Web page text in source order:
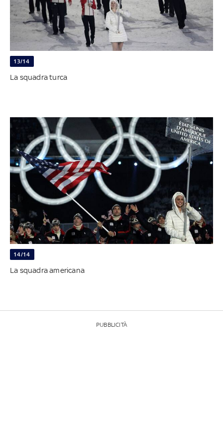
13/14
La squadra turca
14/14
La squadra americana
PUBBLICITÀ